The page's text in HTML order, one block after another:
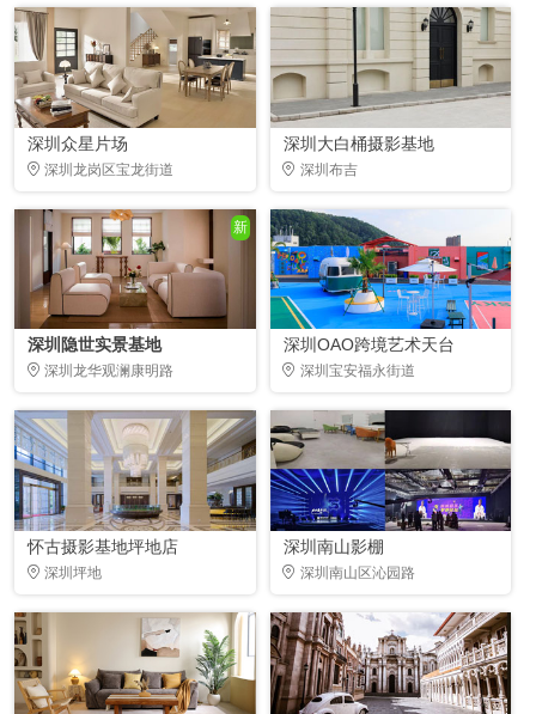
深圳众星片场
深圳龙岗区宝龙街道
深圳大白桶摄影基地
深圳布吉
新
深圳隐世实景基地
深圳龙华观澜康明路
深圳OAO跨境艺术天台
深圳宝安福永街道
怀古摄影基地坪地店
深圳坪地
深圳南山影棚
深圳南山区沁园路